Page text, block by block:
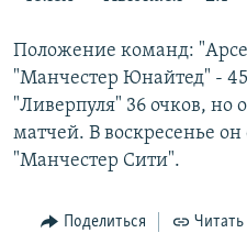
СОЦИАЛЬНЫЕ СЕТИ
Положение команд:
"Манчестер Юнайтед" -
"Ливерпуля" 36 очков, но
матчей. В воскресенье он
"Манчестер Сити".
Поделиться Читать